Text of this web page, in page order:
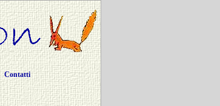
Contatti